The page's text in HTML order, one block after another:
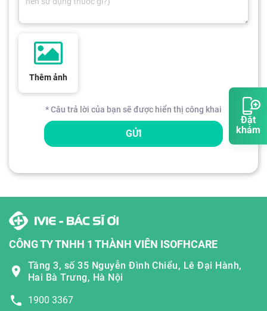
Đặt
khám
Thêm ảnh
* Câu trả lời của bạn sẽ được hiển thị công khai
GỬI
CÔNG TY TNHH 1 THÀNH VIÊN ISOFHCARE
Tầng 3, số 35 Nguyễn Đình Chiểu, Lê Đại Hành,
Hai Bà Trưng, Hà Nội
1900 3367